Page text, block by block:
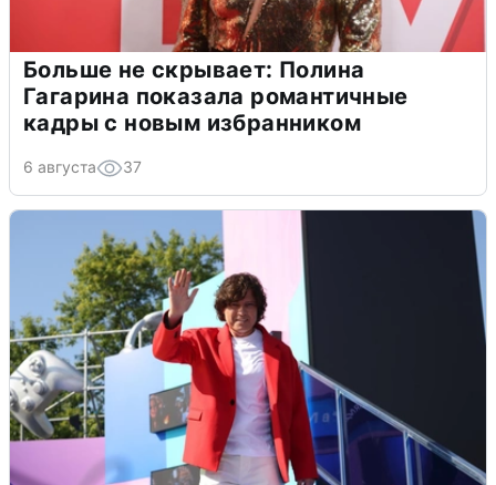
Больше не скрывает: Полина
Гагарина показала романтичные
кадры с новым избранником
6 августа 37